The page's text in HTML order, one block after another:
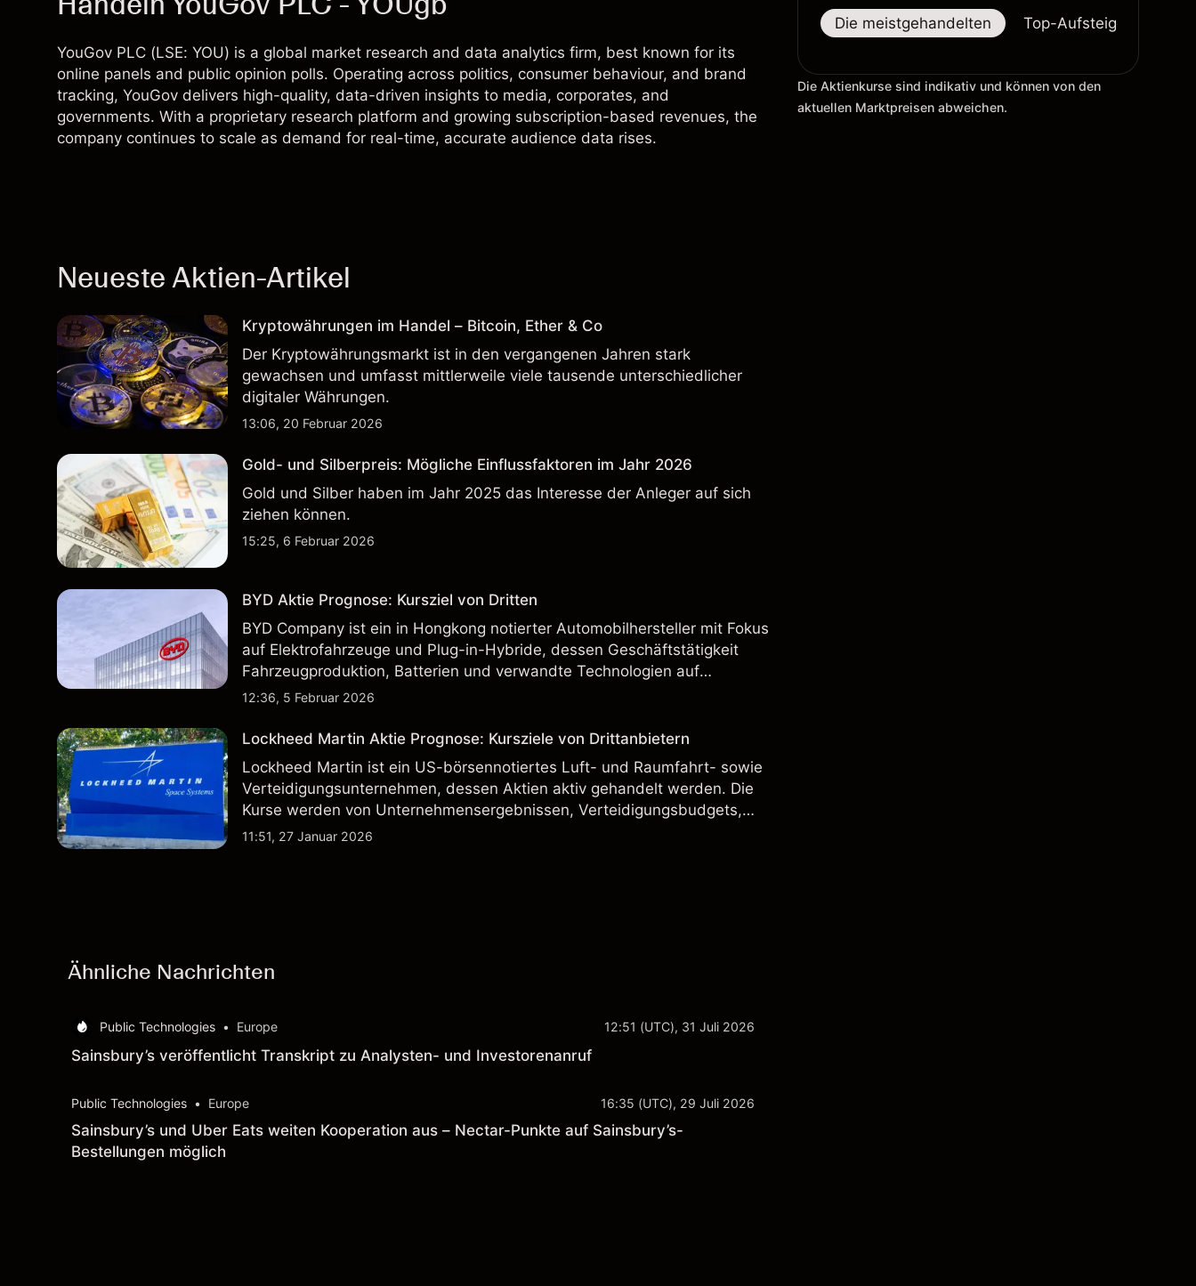
YouGov PLC (LSE: YOU) is a global market research and data analytics firm, best known for its
online panels and public opinion polls. Operating across politics, consumer behaviour, and brand
tracking, YouGov delivers high-quality, data-driven insights to media, corporates, and
governments. With a proprietary research platform and growing subscription-based revenues, the
company continues to scale as demand for real-time, accurate audience data rises.
Neueste Aktien-Artikel
Kryptowährungen im Handel – Bitcoin, Ether & Co
Der Kryptowährungsmarkt ist in den vergangenen Jahren stark
gewachsen und umfasst mittlerweile viele tausende unterschiedlicher
digitaler Währungen.
13:06, 20 Februar 2026
Gold- und Silberpreis: Mögliche Einflussfaktoren im Jahr 2026
Gold und Silber haben im Jahr 2025 das Interesse der Anleger auf sich
ziehen können.
15:25, 6 Februar 2026
BYD Aktie Prognose: Kursziel von Dritten
BYD Company ist ein in Hongkong notierter Automobilhersteller mit Fokus
auf Elektrofahrzeuge und Plug-in-Hybride, dessen Geschäftstätigkeit
Fahrzeugproduktion, Batterien und verwandte Technologien auf
inländischen und internationalen Märkten umfasst.
12:36, 5 Februar 2026
Lockheed Martin Aktie Prognose: Kursziele von Drittanbietern
Lockheed Martin ist ein US-börsennotiertes Luft- und Raumfahrt- sowie
Verteidigungsunternehmen, dessen Aktien aktiv gehandelt werden. Die
Kurse werden von Unternehmensergebnissen, Verteidigungsbudgets,
Vertragsaktivitäten und den allgemeinen Aktienmärktbedingungen
11:51, 27 Januar 2026
Ähnliche Nachrichten
Public Technologies • Europe 12:51 (UTC), 31 Juli 2026
Sainsbury’s veröffentlicht Transkript zu Analysten- und Investorenanruf
Public Technologies • Europe 16:35 (UTC), 29 Juli 2026
Sainsbury’s und Uber Eats weiten Kooperation aus – Nectar-Punkte auf Sainsbury’s-
Bestellungen möglich
Die meistgehandelten Top-Aufsteiger
Die Aktienkurse sind indikativ und können von den
aktuellen Marktpreisen abweichen.